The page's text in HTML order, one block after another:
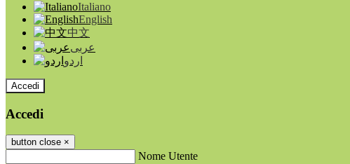
Italiano
English
中文
عربى
اردو
Accedi
Accedi
button close ×
Nome Utente